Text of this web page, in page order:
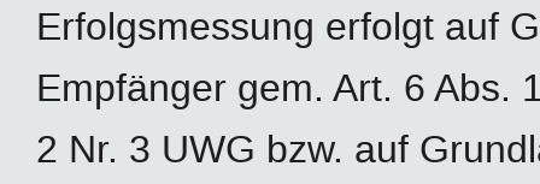
Erfolgsmessung erfolgt auf
Empfänger gem. Art. 6 Abs.
2 Nr. 3 UWG bzw. auf